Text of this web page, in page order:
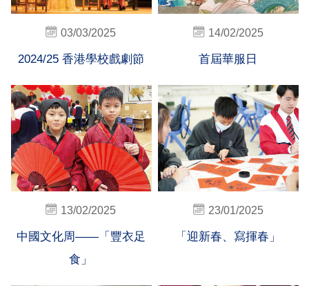
03/03/2025
2024/25 香港學校戲劇節
14/02/2025
首屆華服日
13/02/2025
中國文化周——「豐衣足
食」
23/01/2025
「迎新春、寫揮春」